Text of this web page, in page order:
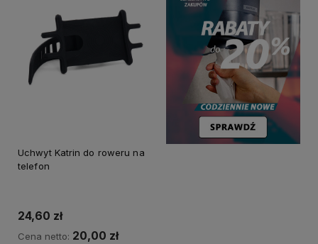
Uchwyt Katrin do roweru na
telefon
24,60 zł
Cena netto: 20,00 zł